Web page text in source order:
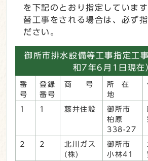
を下記のとおり指定していま
替工事をされる場合は、必ず
ださい。
御所市排水設備等工事指定工
和7年6月1日現在
番
号
登録
番号
商 号
所 在
地
1 1 藤井住設
御所市
柏原
338-27
2 2
北川ガス
(株)
御所市
小林41